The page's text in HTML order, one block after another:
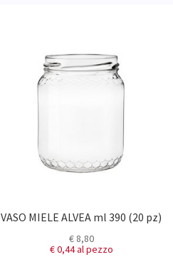
VASO MIELE ALVEA ml 390 (20 pz)
€8,80
€ 0,44al pezzo